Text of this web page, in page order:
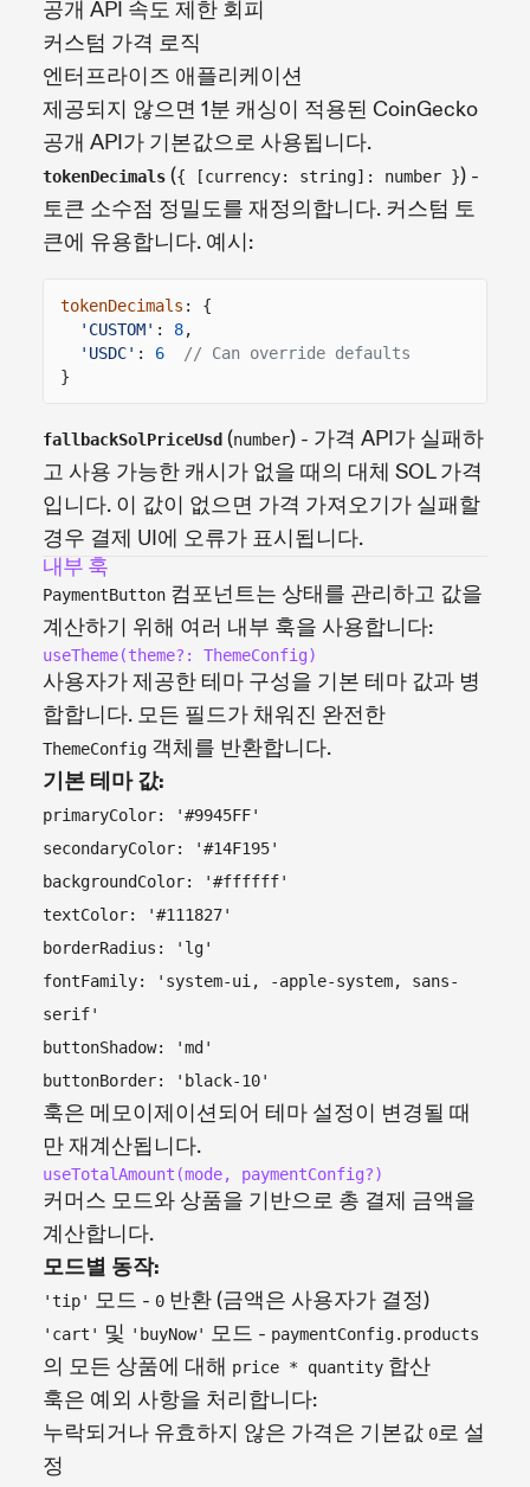
공개 API 속도 제한 회피
커스텀 가격 로직
엔터프라이즈 애플리케이션
제공되지 않으면 1분 캐싱이 적용된 CoinGecko
공개 API가 기본값으로 사용됩니다.
tokenDecimals ({ [currency: string]: number }) -
토큰 소수점 정밀도를 재정의합니다. 커스텀 토
큰에 유용합니다. 예시:
tokenDecimals : {
'CUSTOM' : 8,
'USDC' : 6
// Can override defaults
}
fallbackSolPriceUsd (number) - 가격 API가 실패하
고 사용 가능한 캐시가 없을 때의 대체 SOL 가격
입니다. 이 값이 없으면 가격 가져오기가 실패할
경우 결제 UI에 오류가 표시됩니다.
내부 훅
PaymentButton 컴포넌트는 상태를 관리하고 값을
계산하기 위해 여러 내부 훅을 사용합니다:
useTheme(theme?: ThemeConfig)
사용자가 제공한 테마 구성을 기본 테마 값과 병
합합니다. 모든 필드가 채워진 완전한
ThemeConfig 객체를 반환합니다.
기본 테마 값:
primaryColor: '#9945FF'
secondaryColor: '#14F195'
backgroundColor: '#ffffff'
textColor: '#111827'
borderRadius: 'lg'
fontFamily: 'system-ui, -apple-system, sans-
serif'
buttonShadow: 'md'
buttonBorder: 'black-10'
훅은 메모이제이션되어 테마 설정이 변경될 때
만 재계산됩니다.
useTotalAmount(mode, paymentConfig?)
커머스 모드와 상품을 기반으로 총 결제 금액을
계산합니다.
모드별 동작:
'tip' 모드 - 0 반환 (금액은 사용자가 결정)
'cart' 및 'buyNow' 모드 - paymentConfig.products
의 모든 상품에 대해 price * quantity 합산
훅은 예외 사항을 처리합니다:
누락되거나 유효하지 않은 가격은 기본값 0로 설
정